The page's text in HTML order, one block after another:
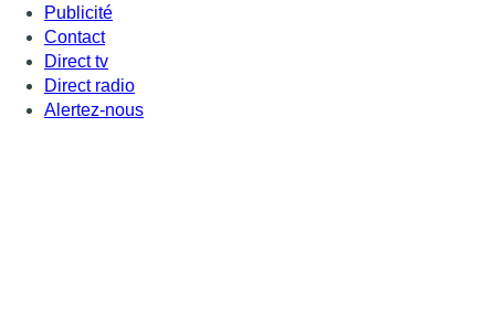
Publicité
Contact
Direct tv
Direct radio
Alertez-nous